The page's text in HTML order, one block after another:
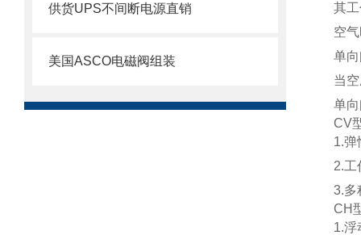
供货UPS不间断电源直销
美国ASCO电磁阀组装
其
空
单
当
单
CV
1.弹
2.工
3.多
CH
1.浮